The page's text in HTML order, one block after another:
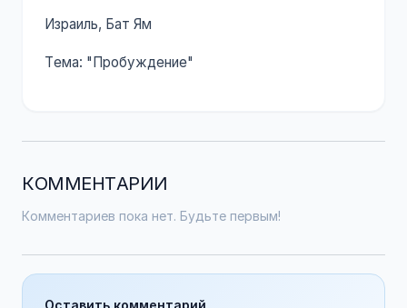
Израиль, Бат Ям
Тема: "Пробуждение"
КОММЕНТАРИИ
Комментариев пока нет. Будьте первым!